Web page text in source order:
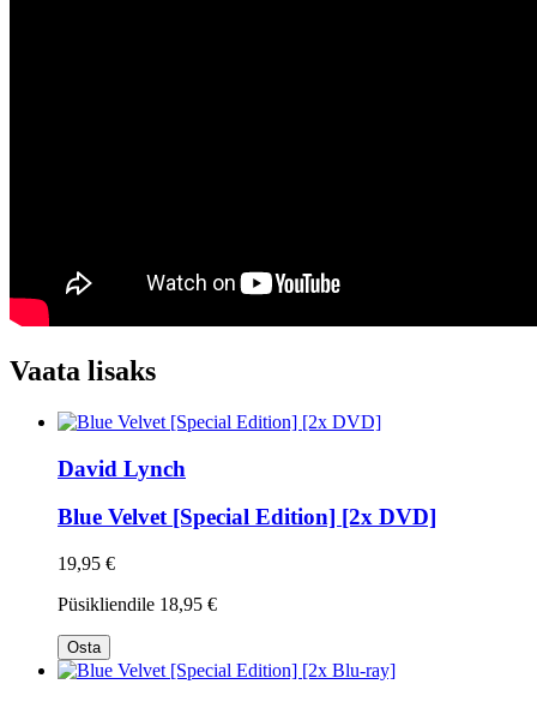
Vaata lisaks
David Lynch
Blue Velvet [Special Edition] [2x DVD]
19,95 €
Püsikliendile 18,95 €
Osta